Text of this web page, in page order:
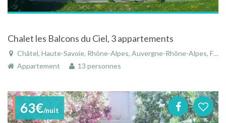
Chalet les Balcons du Ciel, 3 appartements
Châtel, Haute-Savoie, Rhône-Alpes, Auvergne-Rhône-Alpes, France
Appartement
13 personnes
63€/nuit